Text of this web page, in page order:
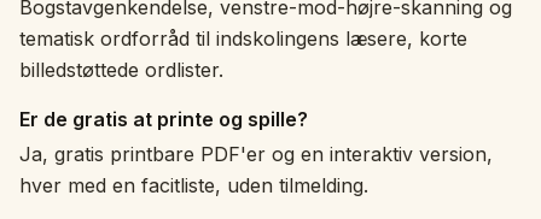
Bogstavgenkendelse, venstre-mod-højre-skanning og
tematisk ordforråd til indskolingens læsere, korte
billedstøttede ordlister.
Er de gratis at printe og spille?
Ja, gratis printbare PDF'er og en interaktiv version,
hver med en facitliste, uden tilmelding.